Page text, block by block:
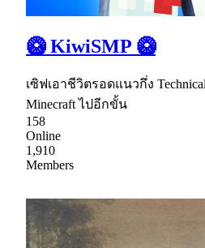
🥝 KiwiSMP 🥝
เซิฟเอาชีวิตรอดแนวกึ่ง
Minecraft ไปอีกขั้น
158
Online
1,910
Members